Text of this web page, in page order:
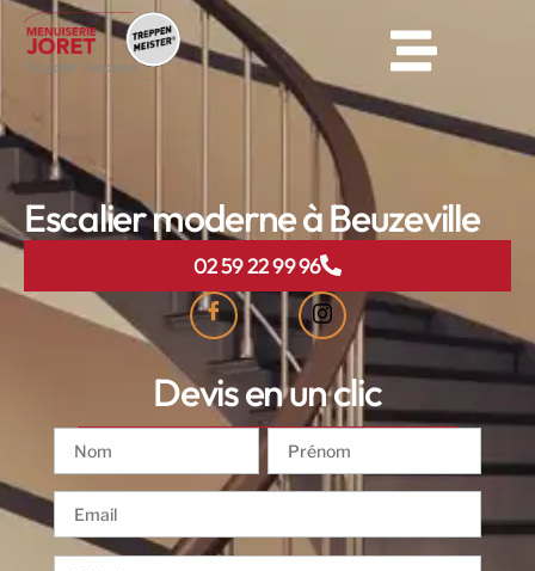
Escalier moderne à Beuzeville
02 59 22 99 96
Devis en un clic